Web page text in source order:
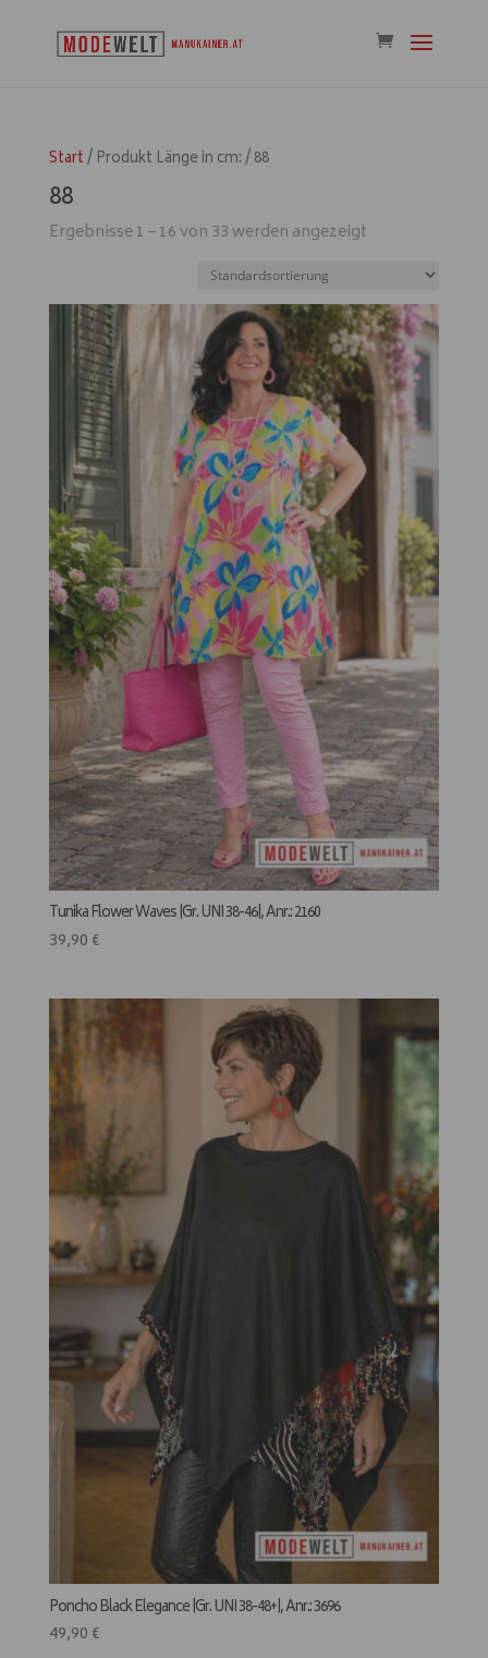
Start/ Produkt Länge in cm: / 88
88
Ergebnisse 1 – 16 von 33 werden angezeigt
Tunika Flower Waves |Gr. UNI 38-46|, Anr.: 2160
39,90 €
Poncho Black Elegance |Gr. UNI 38-48+|, Anr.: 3696
49,90 €